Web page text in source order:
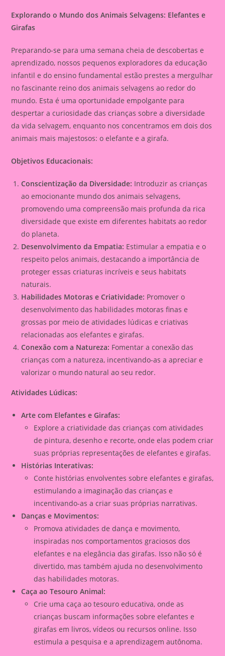
Explorando o Mundo dos Animais Selvagens: Elefantes e
Girafas
Preparando-se para uma semana cheia de descobertas e
aprendizado, nossos pequenos exploradores da educação
infantil e do ensino fundamental estão prestes a mergulhar
no fascinante reino dos animais selvagens ao redor do
mundo. Esta é uma oportunidade empolgante para
despertar a curiosidade das crianças sobre a diversidade
da vida selvagem, enquanto nos concentramos em dois dos
animais mais majestosos: o elefante e a girafa.
Objetivos Educacionais:
Conscientização da Diversidade: Introduzir as crianças
ao emocionante mundo dos animais selvagens,
promovendo uma compreensão mais profunda da rica
diversidade que existe em diferentes habitats ao redor
do planeta.
Desenvolvimento da Empatia: Estimular a empatia e o
respeito pelos animais, destacando a importância de
proteger essas criaturas incríveis e seus habitats
naturais.
Habilidades Motoras e Criatividade: Promover o
desenvolvimento das habilidades motoras finas e
grossas por meio de atividades lúdicas e criativas
relacionadas aos elefantes e girafas.
Conexão com a Natureza: Fomentar a conexão das
crianças com a natureza, incentivando-as a apreciar e
valorizar o mundo natural ao seu redor.
Atividades Lúdicas:
Arte com Elefantes e Girafas:
Explore a criatividade das crianças com atividades
de pintura, desenho e recorte, onde elas podem criar
suas próprias representações de elefantes e girafas.
Histórias Interativas:
Conte histórias envolventes sobre elefantes e girafas,
estimulando a imaginação das crianças e
incentivando-as a criar suas próprias narrativas.
Danças e Movimentos:
Promova atividades de dança e movimento,
inspiradas nos comportamentos graciosos dos
elefantes e na elegância das girafas. Isso não só é
divertido, mas também ajuda no desenvolvimento
das habilidades motoras.
Caça ao Tesouro Animal:
Crie uma caça ao tesouro educativa, onde as
crianças buscam informações sobre elefantes e
girafas em livros, vídeos ou recursos online. Isso
estimula a pesquisa e a aprendizagem autônoma.